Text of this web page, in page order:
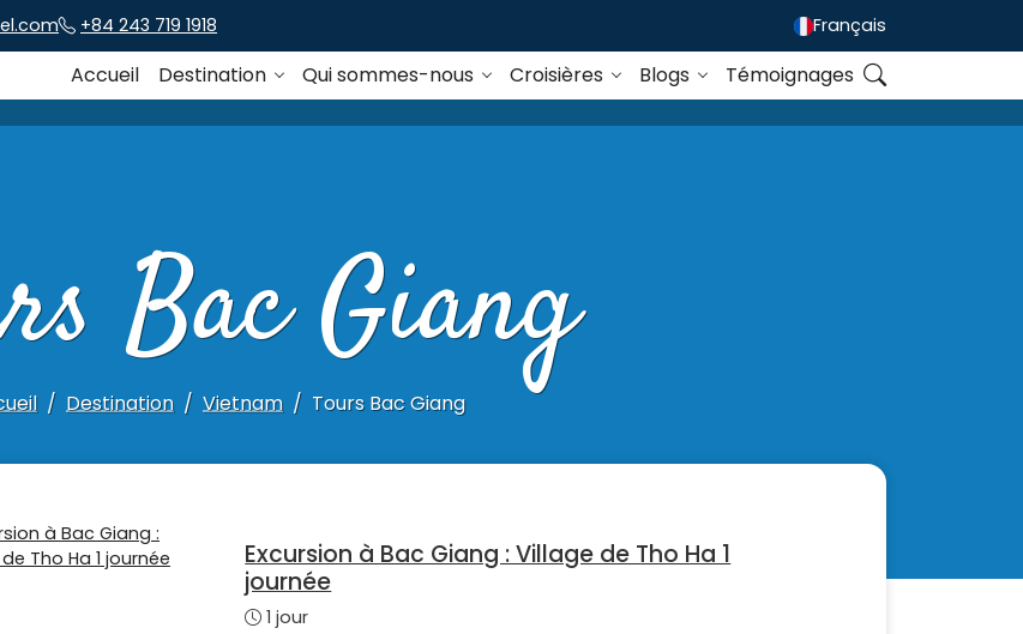
+84 243 719 1918 Français
Accueil Destination Qui sommes-nous Croisières Blogs Témoignages
Bac Giang
Destination Vietnam Tours Bac Giang
Excursion à Bac Giang : Village de Tho Ha 1
journée
1 jour